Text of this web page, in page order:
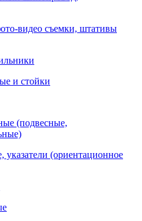
видео съемки, штативы
и стойки
(подвесные,
(ориентационное